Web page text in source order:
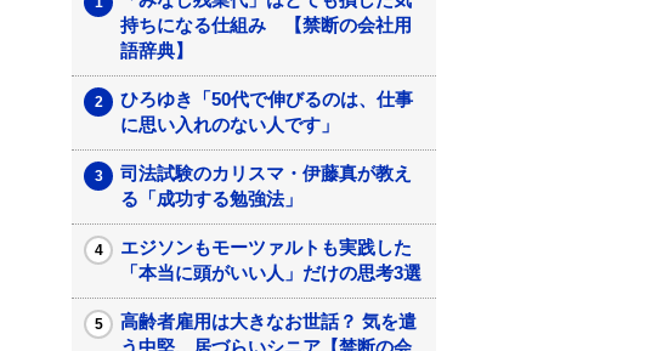
持ちになる仕組み 【禁断の会社用
語辞典】
ひろゆき「50代で伸びるのは、仕事
に思い入れのない人です」
司法試験のカリスマ・伊藤真が教え
る「成功する勉強法」
エジソンもモーツァルトも実践した
「本当に頭がいい人」だけの思考3選
高齢者雇用は大きなお世話？ 気を遣
う中堅、居づらいシニア【禁断の会